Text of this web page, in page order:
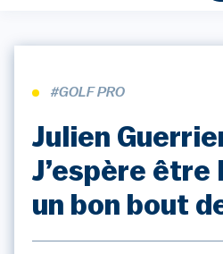
#GOLF PRO
Julien
J’espère être
un bon bout